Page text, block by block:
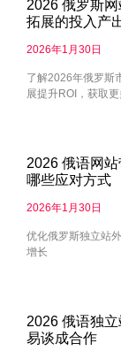
2026 俄罗斯
拓展的投入产
2026年1月30日
了解2026年俄罗斯
展提升ROI，获取更
2026 俄语网
哪些应对方式
2026年1月30日
优化俄罗斯独立站
增长
2026 俄语独
易谈成合作